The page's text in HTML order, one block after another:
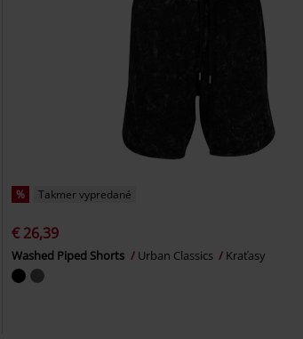
% Takmer vypredané
€ 26,39
Washed Piped Shorts Urban Classics Kraťasy